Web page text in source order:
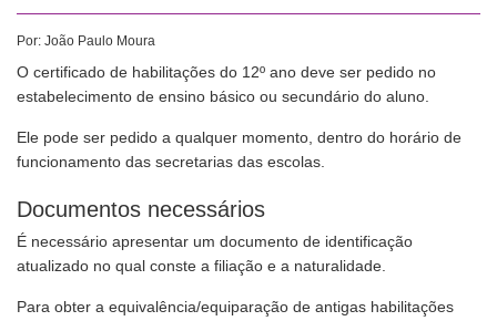
Por: João Paulo Moura
O certificado de habilitações do 12º ano deve ser pedido no
estabelecimento de ensino básico ou secundário do aluno.
Ele pode ser pedido a qualquer momento, dentro do horário de
funcionamento das secretarias das escolas.
Documentos necessários
É necessário apresentar um documento de identificação
atualizado no qual conste a filiação e a naturalidade.
Para obter a equivalência/equiparação de antigas habilitações